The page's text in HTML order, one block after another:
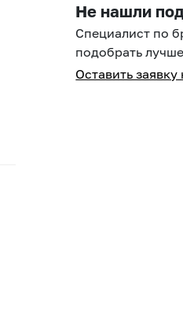
select
a
date.
the
Не нашли
Специалист по
подобрать
Оставить